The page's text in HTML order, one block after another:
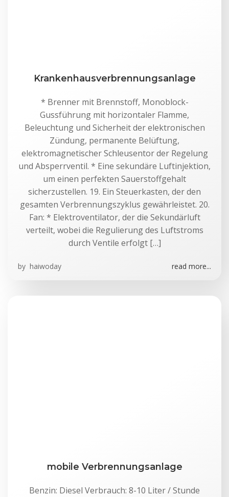
Krankenhausverbrennungsanlage
* Brenner mit Brennstoff, Monoblock-
Gussführung mit horizontaler Flamme,
Beleuchtung und Sicherheit der elektronischen
Zündung, permanente Belüftung,
elektromagnetischer Schleusentor der Regelung
und Absperrventil. * Eine sekundäre Luftinjektion,
um einen perfekten Sauerstoffgehalt
sicherzustellen. 19. Ein Steuerkasten, der den
gesamten Verbrennungszyklus gewährleistet. 20.
Fan: * Elektroventilator, der die Sekundärluft
verteilt, wobei die Regulierung des Luftstroms
durch Ventile erfolgt […]
by haiwoday read more...
mobile Verbrennungsanlage
Benzin: Diesel Verbrauch: 8-10 Liter / Stunde